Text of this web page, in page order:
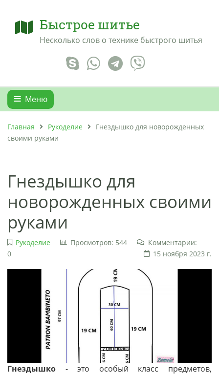
Быстрое шитье
Несколько слов о технике быстрого шитья
Меню
Главная Рукоделие
Гнездышко для новорожденных
своими руками
Гнездышко для
новорожденных своими
руками
Рукоделие Просмотров: 544
Комментарии:
0
15 ноября 2023 г.
Гнездышко - это особый класс предметов,